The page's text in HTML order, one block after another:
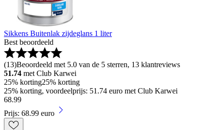
Sikkens Buitenlak zijdeglans 1 liter
Best beoordeeld
(13)Beoordeeld met 5.0 van de 5 sterren, 13 klantreviews
51.74 met Club Karwei
25% korting25% korting
25% korting, voordeelprijs: 51.74 euro met Club Karwei
68.99
Prijs: 68.99 euro